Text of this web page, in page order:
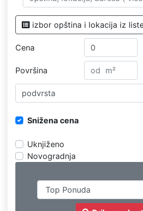
izbor opština i lokacija iz
Cena
Površina
podvrsta
Snižena cena
Uknjiženo
Novogradnja